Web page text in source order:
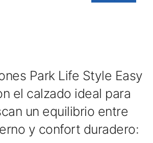
Park Life Style Easy
el calzado ideal para
un equilibrio entre
y confort duradero: